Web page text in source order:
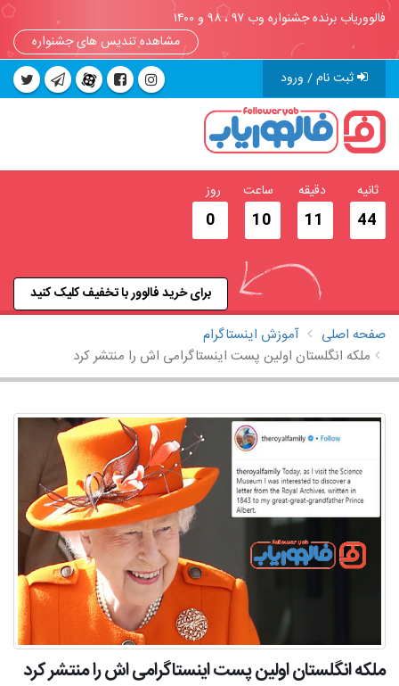
فالووریاب برنده جشنواره وب ۹۷ ، ۹۸ و ۱۴۰۰
مشاهده تندیس های جشنواره
ثبت نام / ورود
43
ثانیه
11
دقیقه
10
ساعت
0
روز
برای خرید فالوور با تخفیف کلیک کنید
صفحه اصلی
آموزش اینستاگرام
ملکه انگلستان اولین پست اینستاگرامی اش را منتشر کرد
ملکه انگلستان اولین پست اینستاگرامی اش را منتشر کرد